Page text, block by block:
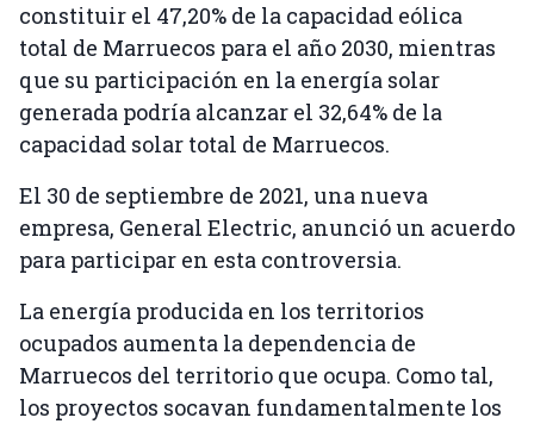
constituir el 47,20% de la capacidad eólica
total de Marruecos para el año 2030, mientras
que su participación en la energía solar
generada podría alcanzar el 32,64% de la
capacidad solar total de Marruecos.
El 30 de septiembre de 2021, una nueva
empresa, General Electric, anunció un acuerdo
para participar en esta controversia.
La energía producida en los territorios
ocupados aumenta la dependencia de
Marruecos del territorio que ocupa. Como tal,
los proyectos socavan fundamentalmente los